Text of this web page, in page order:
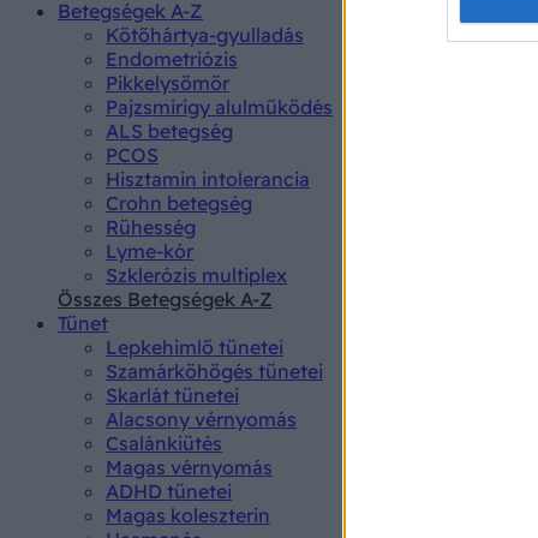
Betegségek A-Z
Kötőhártya-gyulladás
Endometriózis
Pikkelysömör
Pajzsmirigy alulműködés
ALS betegség
PCOS
Hisztamin intolerancia
Crohn betegség
Rühesség
Lyme-kór
Szklerózis multiplex
Összes Betegségek A-Z
Tünet
Lepkehimlő tünetei
Szamárköhögés tünetei
Skarlát tünetei
Alacsony vérnyomás
Csalánkiütés
Magas vérnyomás
ADHD tünetei
Magas koleszterin